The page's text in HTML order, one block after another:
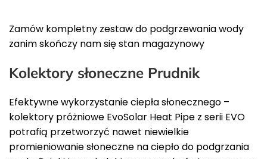
Zamów kompletny zestaw do podgrzewania wody
zanim skończy nam się stan magazynowy
Kolektory słoneczne Prudnik
Efektywne wykorzystanie ciepła słonecznego –
kolektory próżniowe EvoSolar Heat Pipe z serii EVO
potrafią przetworzyć nawet niewielkie
promieniowanie słoneczne na ciepło do podgrzania